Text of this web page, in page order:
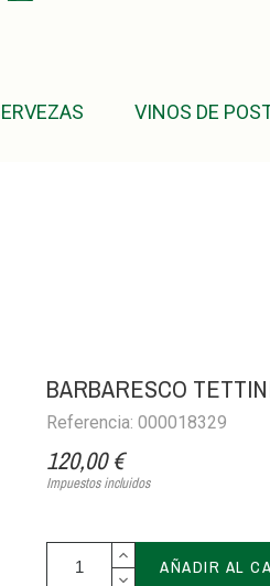
VINOS DE
BARBARESCO
Referencia: 000018329
120,00 €
Impuestos incluidos
AÑADIR AL